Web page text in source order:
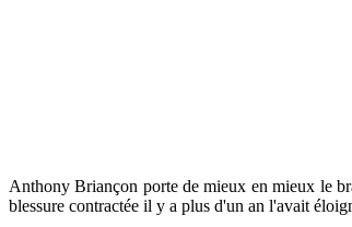
Anthony Briançon porte de mieux en mieux le
blessure contractée il y a plus d'un an l'avait